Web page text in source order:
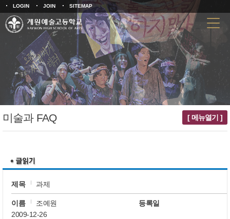
LOGIN JOIN SITEMAP
미술과 FAQ [ 메뉴열기 ]
제목 과제
이름 조예원
등록일
2009-12-26